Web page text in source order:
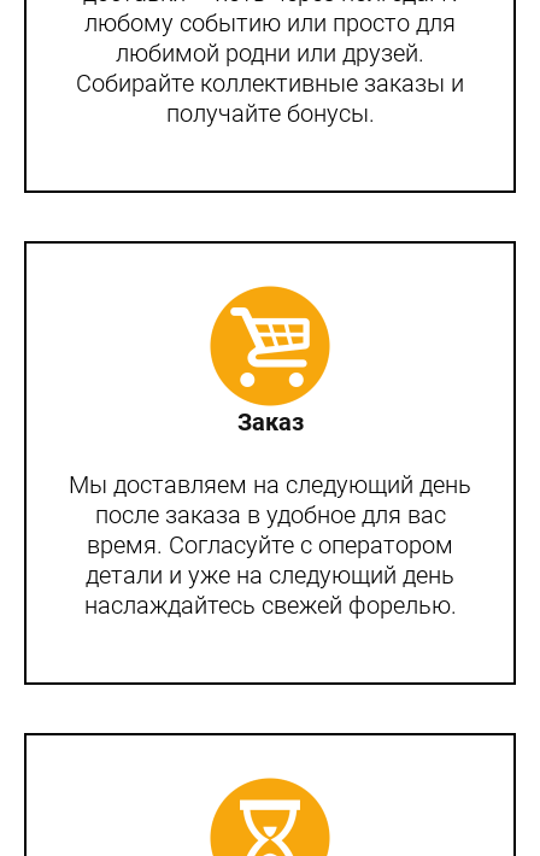
любому событию или просто для
любимой родни или друзей.
Собирайте коллективные заказы и
получайте бонусы.
Заказ
Мы доставляем на следующий день
после заказа в удобное для вас
время. Согласуйте с оператором
детали и уже на следующий день
наслаждайтесь свежей форелью.